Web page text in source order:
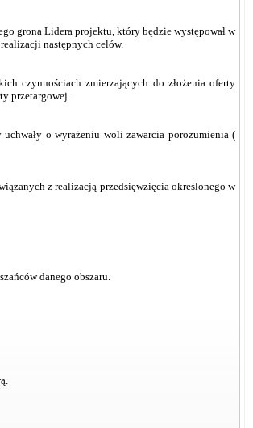
grona Lidera projektu, który będzie występował w
następnych celów.
czynnościach zmierzających do złożenia oferty
przetargowej.
o wyrażeniu woli zawarcia porozumienia (
z realizacją przedsięwzięcia określonego w
danego obszaru.